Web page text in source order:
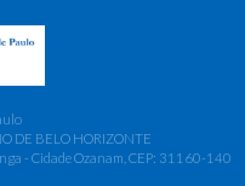
DE BELO HORIZONTE
- Cidade Ozanam, CEP: 31160-140